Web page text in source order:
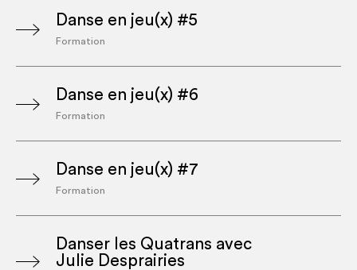
Danse en jeu(x) #5
Formation
Danse en jeu(x) #6
Formation
Danse en jeu(x) #7
Formation
Danser les Quatrans avec
Julie Desprairies